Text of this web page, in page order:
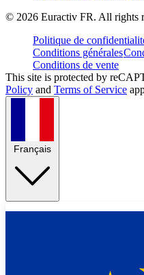
© 2026 Euractiv FR. All rights
Politique de
Conditions générales
Conditions de vente
This site is protected by
Policy and Terms of Service
Français